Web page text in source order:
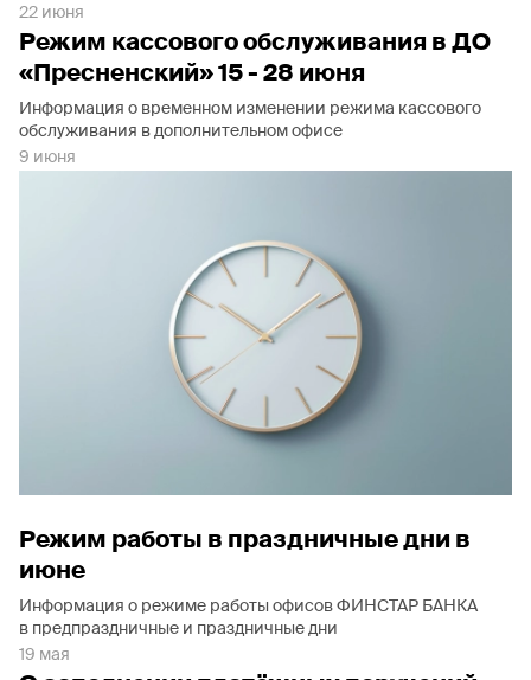
22 июня
Режим кассового обслуживания в ДО
«Пресненский» 15 - 28 июня
Информация о временном изменении режима кассового
обслуживания в дополнительном офисе
9 июня
Режим работы в праздничные дни в
июне
Информация о режиме работы офисов ФИНСТАР БАНКА
в предпраздничные и праздничные дни
19 мая